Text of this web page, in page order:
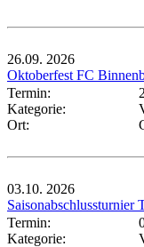
26.09. 2026
Oktoberfest FC
Termin:
Kategorie:
Ort:
03.10. 2026
Saisonabschlussturnier
Termin:
Kategorie: